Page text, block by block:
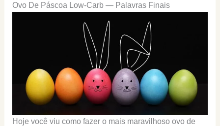
Ovo De Páscoa Low-Carb — Palavras Finais
Hoje você viu como fazer o mais maravilhoso ovo de